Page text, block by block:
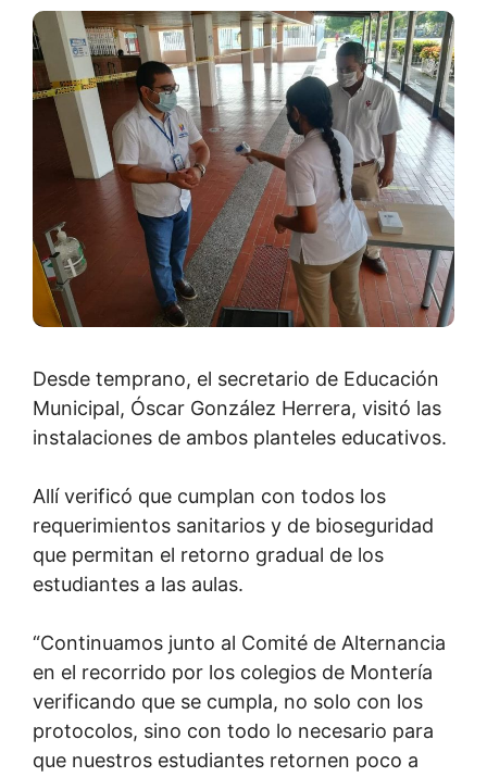
Desde temprano, el secretario de Educación
Municipal, Óscar González Herrera, visitó las
instalaciones de ambos planteles educativos.
Allí verificó que cumplan con todos los
requerimientos sanitarios y de bioseguridad
que permitan el retorno gradual de los
estudiantes a las aulas.
“Continuamos junto al Comité de Alternancia
en el recorrido por los colegios de Montería
verificando que se cumpla, no solo con los
protocolos, sino con todo lo necesario para
que nuestros estudiantes retornen poco a